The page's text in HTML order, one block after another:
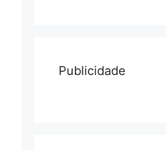
Publicidade